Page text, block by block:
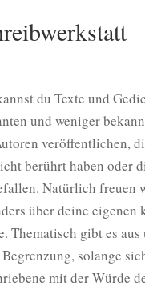
du Texte und
und weniger
veröffentlichen,
berührt haben oder
Natürlich freuen
über deine eigenen
Thematisch gibt es
solange
mit der Würde